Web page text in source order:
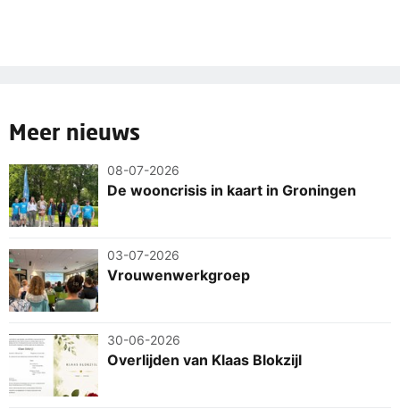
Meer nieuws
08-07-2026
De wooncrisis in kaart in Groningen
03-07-2026
Vrouwenwerkgroep
30-06-2026
Overlijden van Klaas Blokzijl